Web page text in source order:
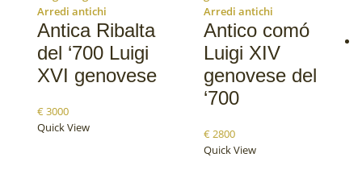
Arredi antichi
Antica Ribalta
del ‘700 Luigi
XVI genovese
€3000
Quick View
Arredi antichi
Antico comó
Luigi XIV
genovese del
‘700
€2800
Quick View